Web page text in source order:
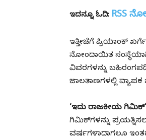
ಇದನ್ನೂ ಓದಿ: RSS
ಇತ್ತೀಚೆಗೆ ಪ್ರಿಯಾಂಕ್
ನೋಂದಾಯಿತ ಸಂಸ್ಥೆಯಾಗಿ
ವಿವರಗಳನ್ನು
ಜಾಲತಾಣಗಳಲ್ಲಿ ವ್ಯಾಪಕ
‘ಇದು ರಾಜಕೀಯ
ಗಿಮಿಕ್‌ಗಳನ್ನು
ವರ್ಷಗಳಾದಾಗಲೂ